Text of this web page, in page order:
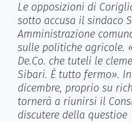
Le opposizioni di
sotto accusa il sindaco
Amministrazione
sulle politiche agricole.
De.Co. che tuteli le
Sibari. È tutto fermo».
dicembre, proprio su
tornerà a riunirsi il
discutere della questioe